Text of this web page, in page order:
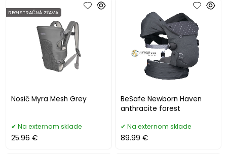
Nosič Myra Mesh Grey
REGISTRAČNÁ ZĽAVA
Na externom sklade
25.96 €
BeSafe Newborn Haven
anthracite forest
Na externom sklade
89.99 €